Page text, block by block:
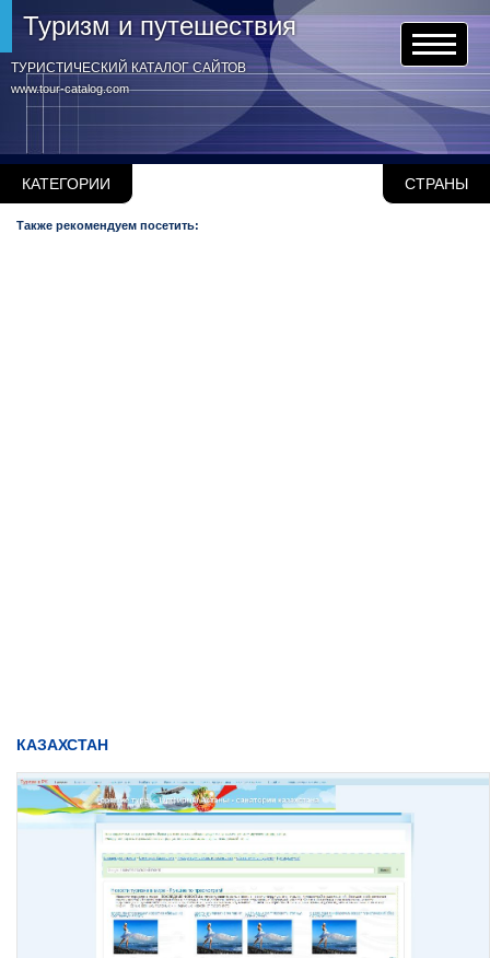
www.tour-catalog.com
Туризм и путешествия
ТУРИСТИЧЕСКИЙ КАТАЛОГ САЙТОВ
КАТЕГОРИИ СТРАНЫ
Также рекомендуем посетить:
КАЗАХСТАН